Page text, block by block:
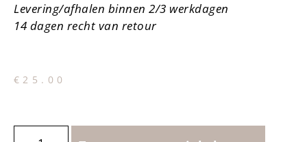
Levering/afhalen binnen 2/3 werkdagen
14 dagen recht van retour
€ 25.00